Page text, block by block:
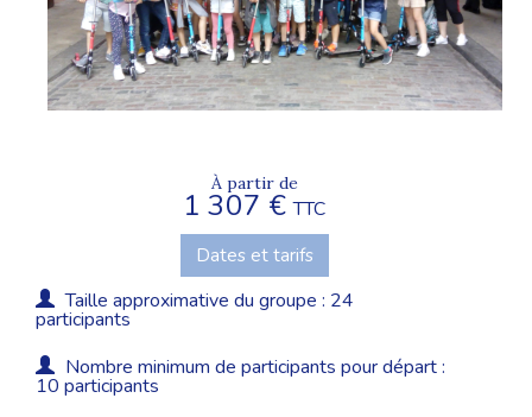
À partir de
1 307 €TTC
Dates et tarifs
Taille approximative du groupe : 24
participants
Nombre minimum de participants pour départ :
10 participants